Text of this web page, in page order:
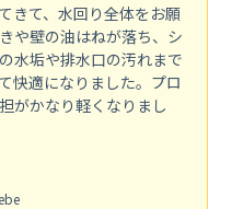
きて、水回り全体をお願
や壁の油はねが落ち、シ
水垢や排水口の汚れまで
快適になりました。プロ
がかなり軽くなりまし